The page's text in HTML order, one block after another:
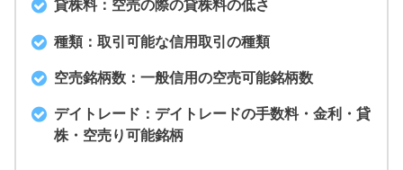
貸株料：空売の際の貸株料の低さ
種類：取引可能な信用取引の種類
空売銘柄数：一般信用の空売可能銘柄数
デイトレード：デイトレードの手数料・金利・貸
株・空売り可能銘柄